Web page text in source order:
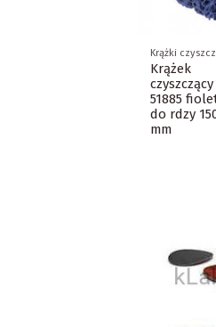
Krążki
Krążek
czyszczący
51885
do rdzy
mm